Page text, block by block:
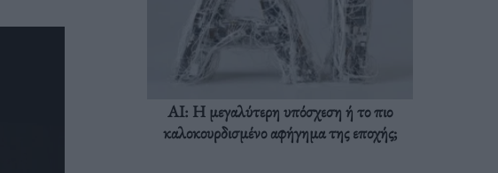
AI: Η μεγαλύτερη υπόσχεση ή το πιο
καλοκουρδισμένο αφήγημα της εποχής;